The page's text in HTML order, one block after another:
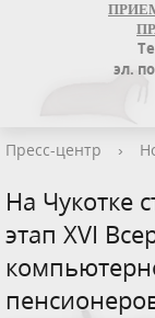
эл.
Пресс-центр ›
На Чукотке
этап XVI